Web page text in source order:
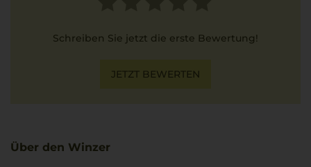
Schreiben Sie jetzt die erste Bewertung!
JETZT BEWERTEN
Über den Winzer